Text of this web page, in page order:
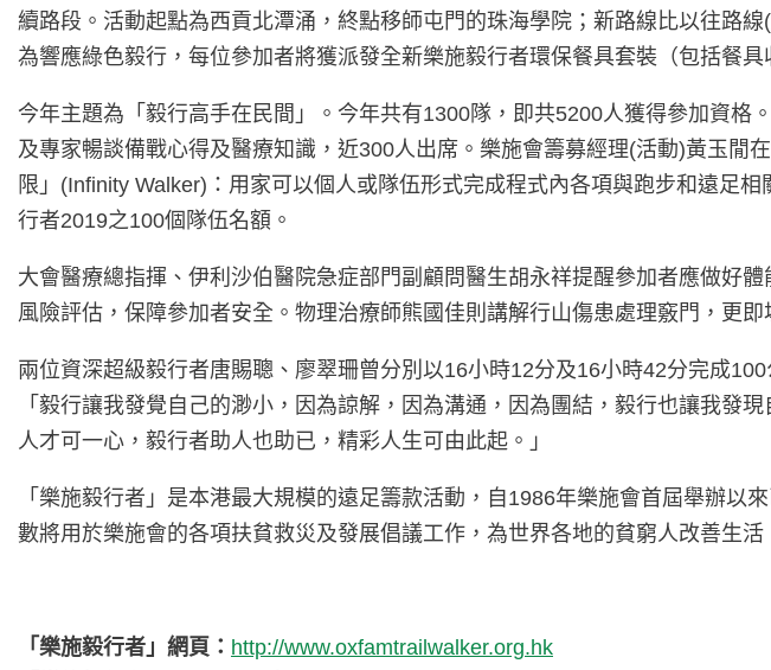
續路段。活動起點為西貢北潭涌，終點移師屯門的珠海學院；新路線比以往路
為響應綠色毅行，每位參加者將獲派發全新樂施毅行者環保餐具套裝（包括餐
今年主題為「毅行高手在民間」。今年共有1300隊，即共5200人獲得參加資
及專家暢談備戰心得及醫療知識，近300人出席。樂施會籌募經理(活動)黃玉
限」(Infinity Walker)：用家可以個人或隊伍形式完成程式內各項與跑步和遠足
行者2019之100個隊伍名額。
大會醫療總指揮、伊利沙伯醫院急症部門副顧問醫生胡永祥提醒參加者應做好
風險評估，保障參加者安全。物理治療師熊國佳則講解行山傷患處理竅門，更
兩位資深超級毅行者唐賜聰、廖翠珊曾分別以16小時12分及16小時42分完成
「毅行讓我發覺自己的渺小，因為諒解，因為溝通，因為團結，毅行也讓我發
人才可一心，毅行者助人也助已，精彩人生可由此起。」
「樂施毅行者」是本港最大規模的遠足籌款活動，自1986年樂施會首屆舉辦
數將用於樂施會的各項扶貧救災及發展倡議工作，為世界各地的貧窮人改善生活
「樂施毅行者」網頁： http://www.oxfamtrailwalker.org.hk